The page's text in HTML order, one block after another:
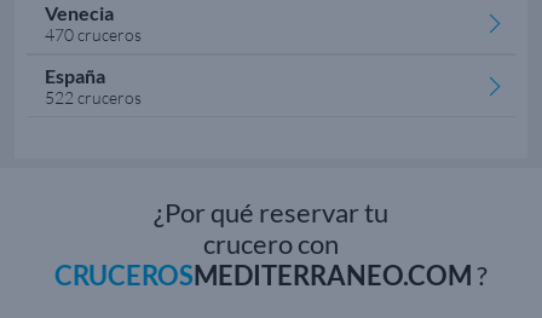
Venecia
470 cruceros
España
522 cruceros
¿Por qué reservar tu
crucero con
CRUCEROSMEDITERRANEO.COM?